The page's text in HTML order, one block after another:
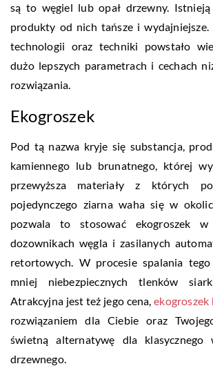
są to węgiel lub opał drzewny.
produkty od nich tańsze i
technologii oraz techniki powstało
dużo lepszych parametrach i cechach
rozwiązania.
Ekogroszek
Pod tą nazwa kryje się substancja,
kamiennego lub brunatnego, której
przewyższa materiały z których
pojedynczego ziarna waha się w
pozwala to stosować ekogroszek w
dozownikach węgla i zasilanych
retortowych. W procesie spalania
mniej niebezpiecznych tlenków
Atrakcyjna jest też jego cena,ekogroszek
rozwiązaniem dla Ciebie oraz
świetną alternatywę dla klasycznego
drzewnego.